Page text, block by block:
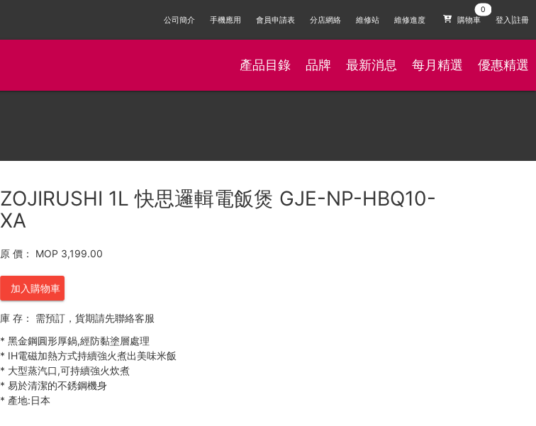
公司簡介 手機應用 會員申請表 分店網絡 維修站 維修進度 購物車 登入|註冊
產品目錄 品牌 最新消息 每月精選 優惠精選
ZOJIRUSHI 1L 快思邏輯電飯煲 GJE-NP-HBQ10-
XA
原 價： MOP 3,199.00
加入購物車
庫 存：
需預訂，貨期請先聯絡客服
* 黑金鋼圓形厚鍋,經防黏塗層處理
* IH電磁加熱方式持續強火煮出美味米飯
* 大型蒸汽口,可持續強火炊煮
* 易於清潔的不銹鋼機身
* 產地:日本